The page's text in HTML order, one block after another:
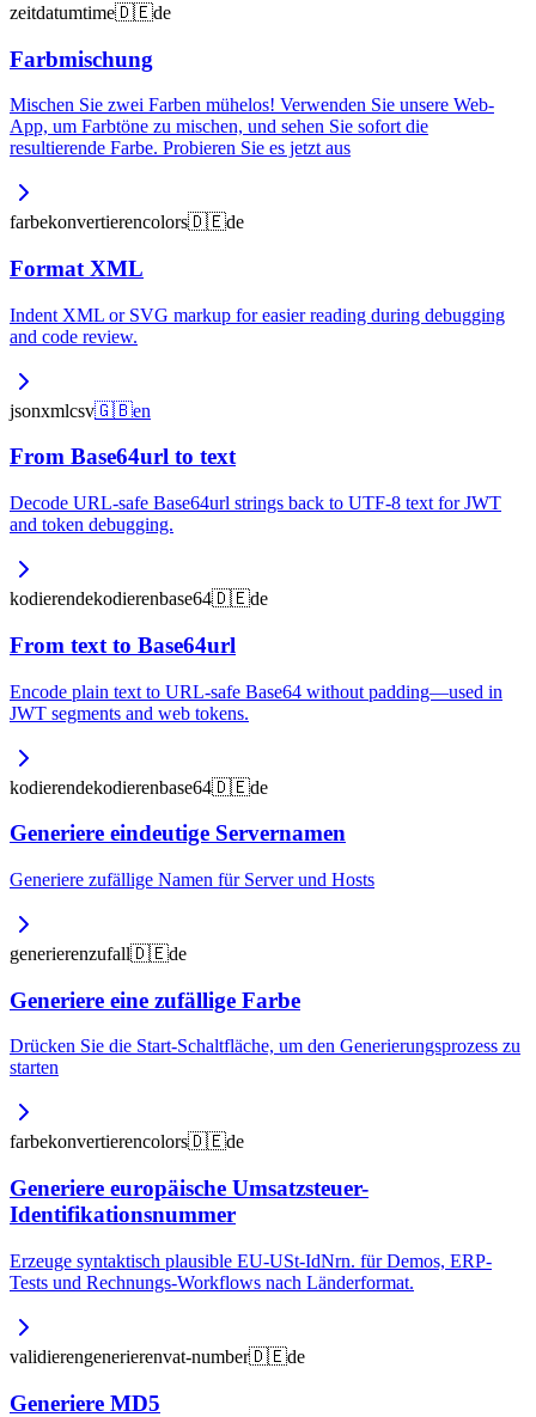
zeitdatumtime🇩🇪de
Farbmischung
Mischen Sie zwei Farben mühelos! Verwenden Sie unsere Web-
App, um Farbtöne zu mischen, und sehen Sie sofort die
resultierende Farbe. Probieren Sie es jetzt aus
farbekonvertierencolors🇩🇪de
Format XML
Indent XML or SVG markup for easier reading during debugging
and code review.
jsonxmlcsv🇬🇧en
From Base64url to text
Decode URL-safe Base64url strings back to UTF-8 text for JWT
and token debugging.
kodierendekodierenbase64🇩🇪de
From text to Base64url
Encode plain text to URL-safe Base64 without padding—used in
JWT segments and web tokens.
kodierendekodierenbase64🇩🇪de
Generiere eindeutige Servernamen
Generiere zufällige Namen für Server und Hosts
generierenzufall🇩🇪de
Generiere eine zufällige Farbe
Drücken Sie die Start-Schaltfläche, um den Generierungsprozess zu
starten
farbekonvertierencolors🇩🇪de
Generiere europäische Umsatzsteuer-
Identifikationsnummer
Erzeuge syntaktisch plausible EU-USt-IdNrn. für Demos, ERP-
Tests und Rechnungs-Workflows nach Länderformat.
validierengenerierenvat-number🇩🇪de
Generiere MD5